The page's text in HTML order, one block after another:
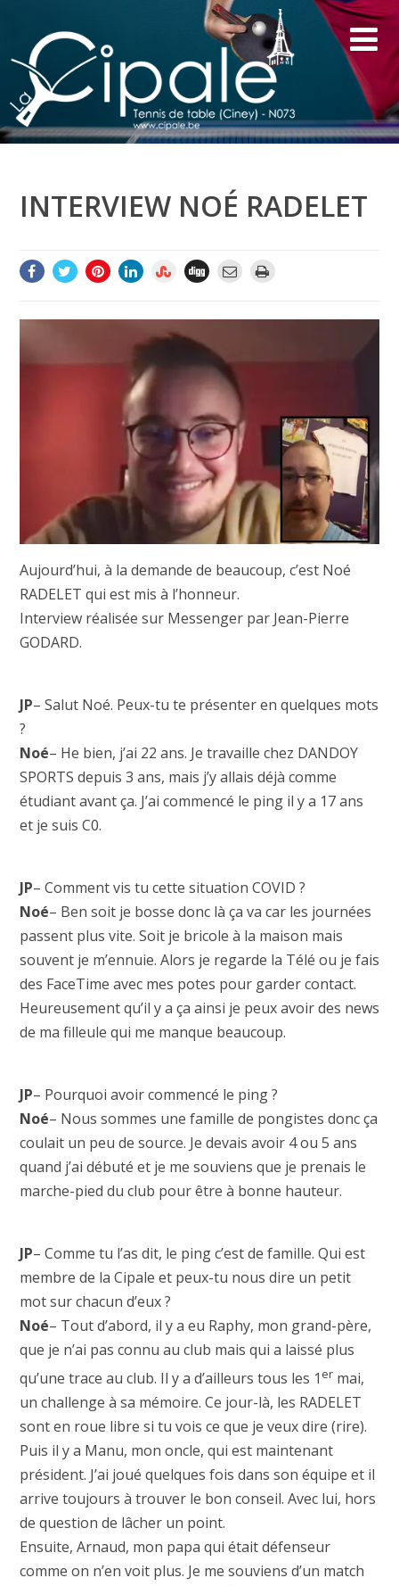
INTERVIEW NOÉ RADELET
Aujourd’hui, à la demande de beaucoup, c’est Noé
RADELET qui est mis à l’honneur.
Interview réalisée sur Messenger par Jean-Pierre
GODARD.
JP– Salut Noé. Peux-tu te présenter en quelques mots
?
Noé– He bien, j’ai 22 ans. Je travaille chez DANDOY
SPORTS depuis 3 ans, mais j’y allais déjà comme
étudiant avant ça. J’ai commencé le ping il y a 17 ans
et je suis C0.
JP– Comment vis tu cette situation COVID ?
Noé– Ben soit je bosse donc là ça va car les journées
passent plus vite. Soit je bricole à la maison mais
souvent je m’ennuie. Alors je regarde la Télé ou je fais
des FaceTime avec mes potes pour garder contact.
Heureusement qu’il y a ça ainsi je peux avoir des news
de ma filleule qui me manque beaucoup.
JP– Pourquoi avoir commencé le ping ?
Noé– Nous sommes une famille de pongistes donc ça
coulait un peu de source. Je devais avoir 4 ou 5 ans
quand j’ai débuté et je me souviens que je prenais le
marche-pied du club pour être à bonne hauteur.
JP– Comme tu l’as dit, le ping c’est de famille. Qui est
membre de la Cipale et peux-tu nous dire un petit
mot sur chacun d’eux ?
Noé– Tout d’abord, il y a eu Raphy, mon grand-père,
que je n’ai pas connu au club mais qui a laissé plus
qu’une trace au club. Il y a d’ailleurs tous les 1ermai,
un challenge à sa mémoire. Ce jour-là, les RADELET
sont en roue libre si tu vois ce que je veux dire (rire).
Puis il y a Manu, mon oncle, qui est maintenant
président. J’ai joué quelques fois dans son équipe et il
arrive toujours à trouver le bon conseil. Avec lui, hors
de question de lâcher un point.
Ensuite, Arnaud, mon papa qui était défenseur
comme on n’en voit plus. Je me souviens d’un match